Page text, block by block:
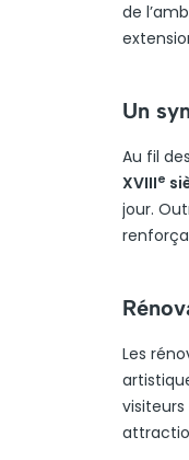
de
Un
Au fil
XVIIIe
jour.
Les